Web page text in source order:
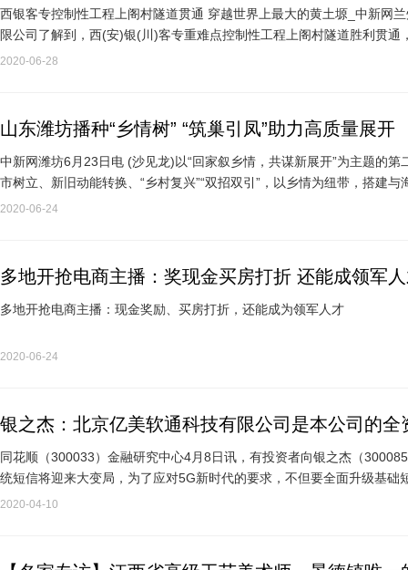
西银客专控制性工程上阁村隧道贯通 穿越世界上最大的黄土塬_中新网
限公司了解到，西(安)银(川)客专重难点控制性工程上阁村隧道胜利贯
缘和世界上规模最…
2020-06-28
山东潍坊播种“乡情树” “筑巢引凤”助力高质量展开
中新网潍坊6月23日电 (沙见龙)以“回家叙乡情，共谋新展开”为主题的
市树立、新旧动能转换、“乡村复兴”“双招双引”，以乡情为纽带，搭建
交流、协作…
2020-06-24
多地开抢电商主播：奖现金买房打折 还能成领军
多地开抢电商主播：现金奖励、买房打折，还能成为领军人才
2020-06-24
银之杰：北京亿美软通科技有限公司是本公司的全
同花顺（300033）金融研究中心4月8日讯，有投资者向银之杰（
统短信将迎来大变局，为了应对5G新时代的要求，不但要全面升级基
即RCS消息，它让我们可以…
2020-04-10